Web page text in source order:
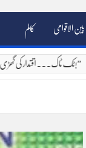
بین الاقوامی کالم